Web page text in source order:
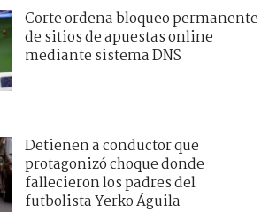
Corte ordena bloqueo permanente
de sitios de apuestas online
mediante sistema DNS
Detienen a conductor que
protagonizó choque donde
fallecieron los padres del
futbolista Yerko Águila